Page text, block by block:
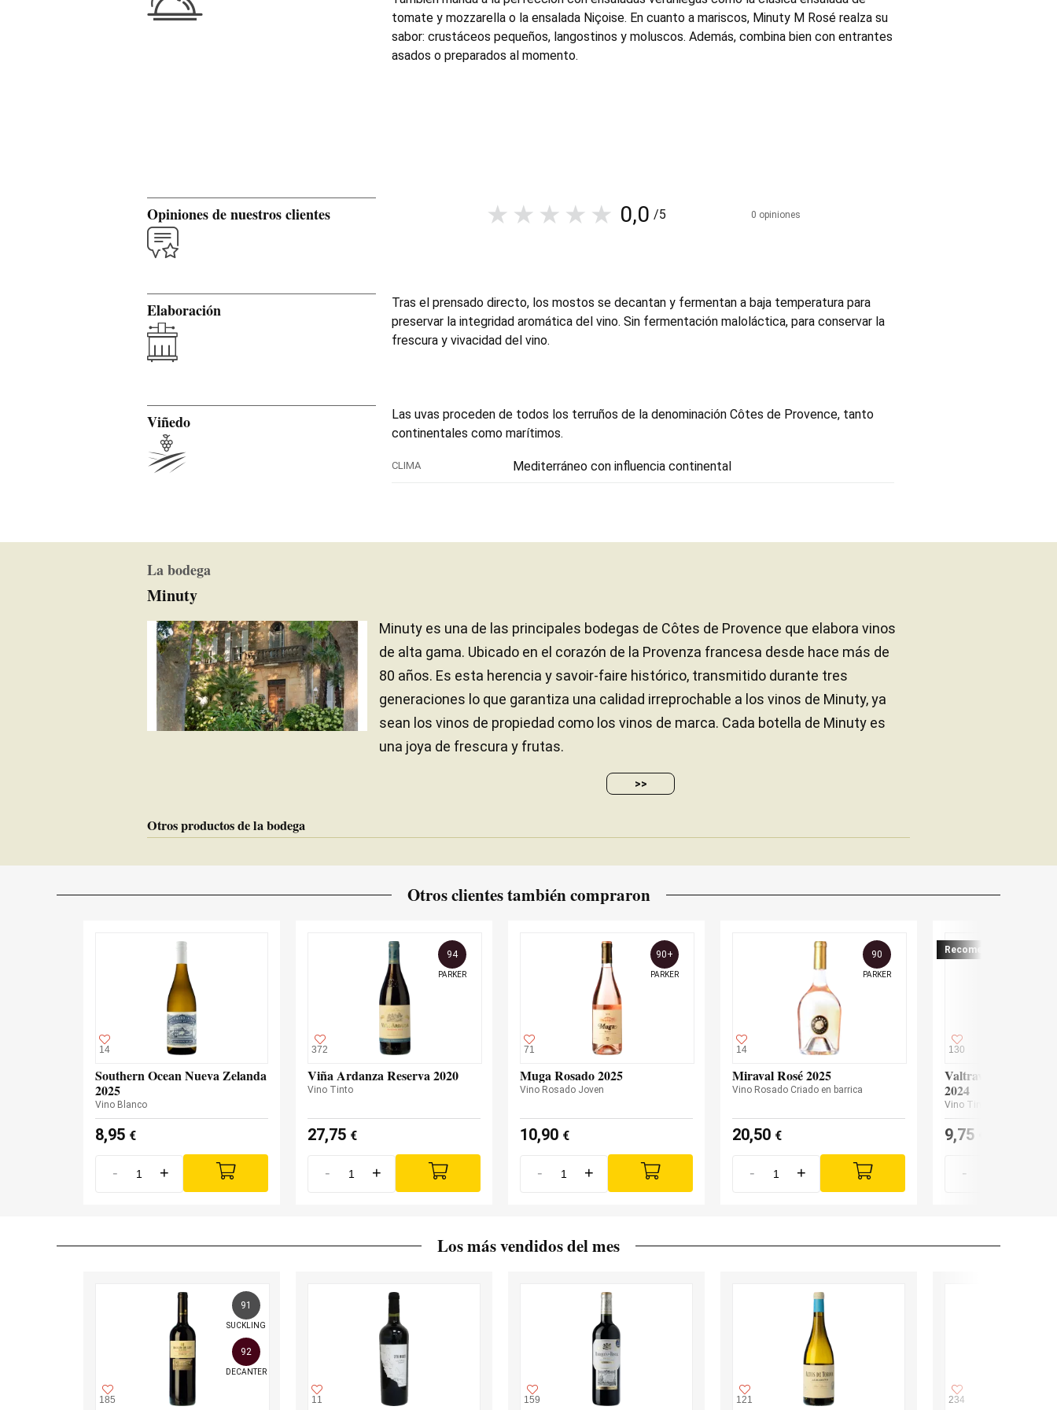
—madre de Jean‑Étienne y François Matton— y actualizada en 2014, se convirtió en un
símbolo que toda la región acabaría haciendo suyo.
No es casualidad. Minuty siempre ha marcado el ritmo.
tomate y mozzarella o la ensalada Niçoise. En cuanto a mariscos, Minuty M Rosé realza su
sabor: crustáceos pequeños, langostinos y moluscos. Además, combina bien con entrantes
asados ​​o preparados al momento.
Opiniones de nuestros clientes 0,0 /5 0 opiniones
Elaboración
Tras el prensado directo, los mostos se decantan y fermentan a baja temperatura para
preservar la integridad aromática del vino. Sin fermentación maloláctica, para conservar la
frescura y vivacidad del vino.
Viñedo
Las uvas proceden de todos los terruños de la denominación Côtes de Provence, tanto
continentales como marítimos.
CLIMA Mediterráneo con influencia continental
La bodega
Minuty
Minuty es una de las principales bodegas de Côtes de Provence que elabora vinos
de alta gama. Ubicado en el corazón de la Provenza francesa desde hace más de
80 años. Es esta herencia y savoir-faire histórico, transmitido durante tres
generaciones lo que garantiza una calidad irreprochable a los vinos de Minuty, ya
sean los vinos de propiedad como los vinos de marca. Cada botella de Minuty es
una joya de frescura y frutas.
>>
Otros productos de la bodega
Otros clientes también compraron
14
Southern Ocean Nueva Zelanda
2025
Vino Blanco
8,95 €
- +
372
94
PARKER
Viña Ardanza Reserva 2020
Vino Tinto
27,75 €
- +
71
90+
PARKER
Muga Rosado 2025
Vino Rosado Joven
10,90 €
- +
14
90
PARKER
Miraval Rosé 2025
Vino Rosado Criado en barrica
20,50 €
- +
Recomendado
130
Valtravieso Finca
2024
Vino Tinto
9,75
-
Los más vendidos del mes
185
91
SUCKLING
92
DECANTER
11 159 121 234